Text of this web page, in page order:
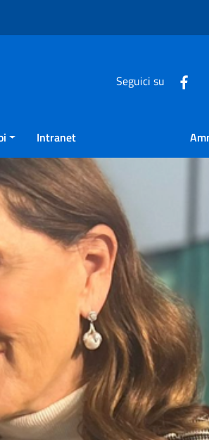
Seguici su
Intranet